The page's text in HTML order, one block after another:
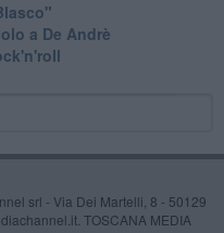
a De Andrè
srl - Via Dei Martelli, 8 - 50129
TOSCANA MEDIA